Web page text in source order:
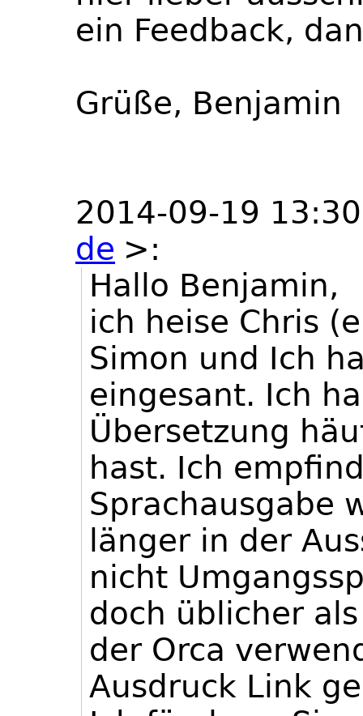
ein Feedback,
Grüße, Benjamin
2014-09-19
de >:
Hallo Benjamin,
ich heise Chris
Simon und Ich
eingesant. Ich
Übersetzung
hast. Ich
Sprachausgabe
länger in der
nicht
doch üblicher
der Orca
Ausdruck Link